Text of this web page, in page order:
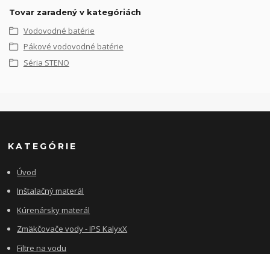
Tovar zaradený v kategóriách
Vodovodné batérie
Pákové vodovodné batérie
Séria STENO
KATEGÓRIE
Úvod
Inštalačný materál
Kúrenársky materál
Zmäkčovače vody - IPS KalyxX
Filtre na vodu